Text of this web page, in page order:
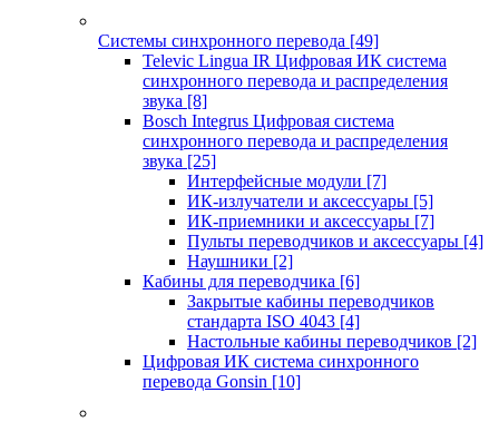
Системы синхронного перевода [49]
Televic Lingua IR Цифровая ИК система
синхронного перевода и распределения
звука [8]
Bosch Integrus Цифровая система
синхронного перевода и распределения
звука [25]
Интерфейсные модули [7]
ИК-излучатели и аксессуары [5]
ИК-приемники и аксессуары [7]
Пульты переводчиков и аксессуары [4]
Наушники [2]
Кабины для переводчика [6]
Закрытые кабины переводчиков
стандарта ISO 4043 [4]
Настольные кабины переводчиков [2]
Цифровая ИК система синхронного
перевода Gonsin [10]